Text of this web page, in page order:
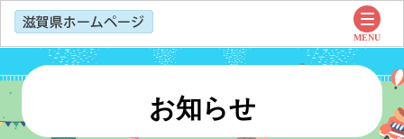
お知らせ